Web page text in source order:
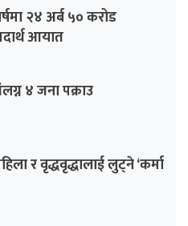
२४ अर्ब ५० करोड
आयात
४ जना पक्राउ
र वृद्धवृद्धालाई लुट्ने ‘कर्मा